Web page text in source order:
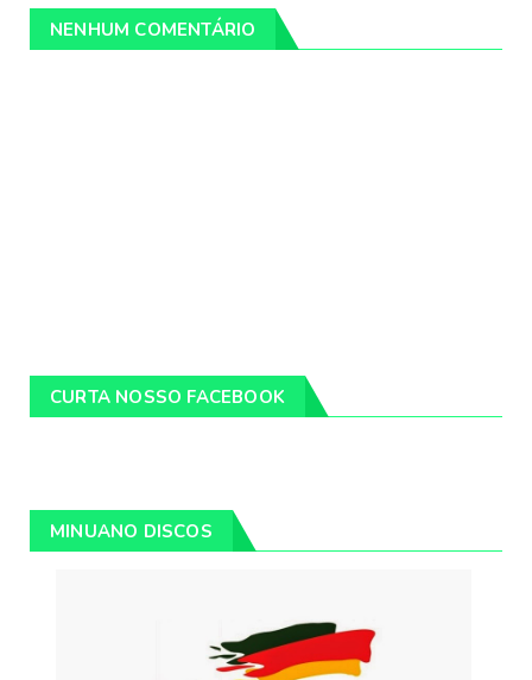
NENHUM COMENTÁRIO
CURTA NOSSO FACEBOOK
MINUANO DISCOS